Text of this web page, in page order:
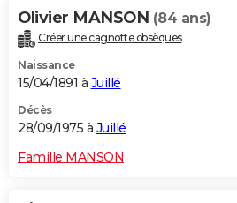
Olivier MANSON (84 ans)
Créer une cagnotte obsèques
Naissance
15/04/1891 à Juillé
Décès
28/09/1975 à Juillé
Famille MANSON